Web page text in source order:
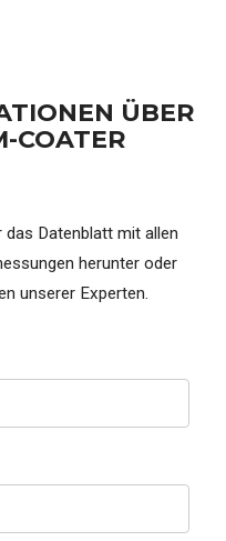
ÜBER
COATER
Datenblatt mit allen
herunter oder
unserer Experten.